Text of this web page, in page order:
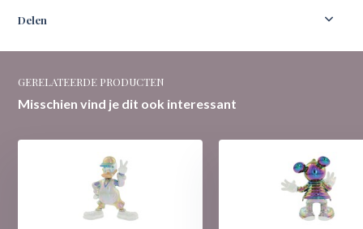
Delen
GERELATEERDE PRODUCTEN
Misschien vind je dit ook interessant